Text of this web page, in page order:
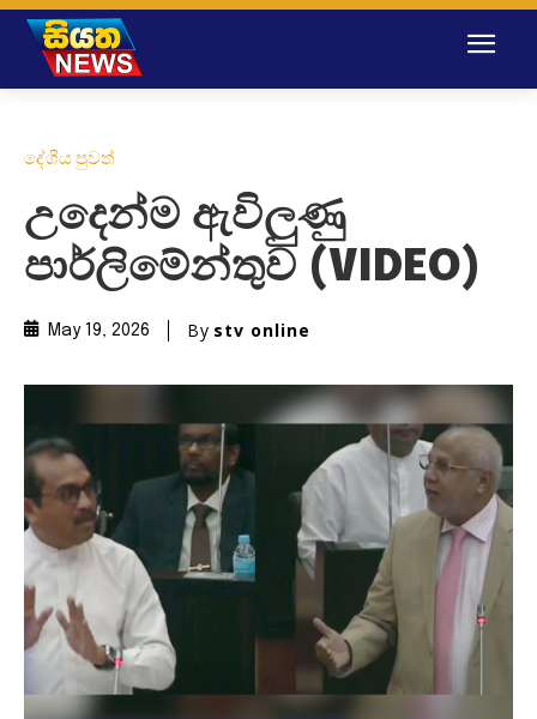
දේශීය පුවත්
උදෙන්ම ඇවිලුණු
පාර්ලිමේන්තුව (VIDEO)
May 19, 2026 By stv online